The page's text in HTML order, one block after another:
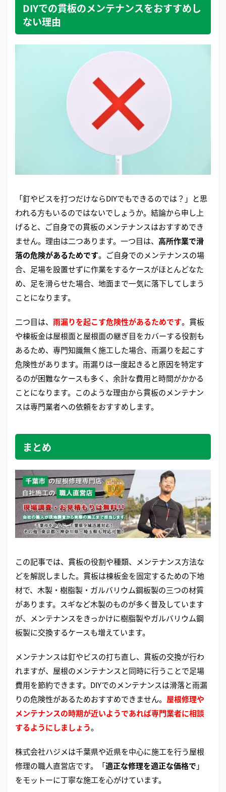
DIYでの貫板のメンテナンスをおすすめし
ない理由
「釘やビスを打つだけならDIYでもできるのでは？」と思
われる方もいるのではないでしょうか。結論から申し上
げると、ご自身での貫板のメンテナンスはおすすめでき
ません。理由は二つあります。一つ目は、 高所作業で滑
落の危険があるためです。ご自身でのメンテナンスの場
合、足場を設置せずに作業をするケースがほとんどなた
め、足を滑らせた場合、地面まで一気に落下してしまう
ことになります。
二つ目は、 雨漏りを起こす危険性があるためです。貫板
や棟板金は屋根面と屋根面の継ぎ目をカバーする役割も
あるため、専門知識無く施工した場合、雨漏りを起こす
危険性があります。雨漏りは一度起きると原因を特定す
るのが困難なケースも多く、余計な費用と時間がかかる
ことになります。このような理由から貫板のメンテナン
スは専門業者への依頼をおすすめします。
まとめ
この記事では、貫板の役割や種類、メンテナンス方法な
どを解説しました。貫板は棟板金を固定するための下地
材で、木製・樹脂製・ガルバリウム鋼板製の三つの材質
があります。スギなど木製のものが多く普及しています
が、メンテナンスをきっかけに樹脂製やガルバリウム鋼
板製に交換するケースも増えています。
メンテナンスは釘やビスの打ち直し、貫板の交換が行わ
れますが、屋根のメンテナンスと同時に行うことで足場
費用を節約できます。DIYでのメンテナンスは滑落と雨漏
りの危険性があるためおすすめできません。 屋根修理や
メンテナンスの時期が近いようであれば専門業者に相談
するようにしましょう。
株式会社ハジメは千葉県や近県を中心に施工を行う屋根
修理の職人直営店です。「適正な修理を適正な価格で 」
をモットーに丁寧な施工を心がけています。